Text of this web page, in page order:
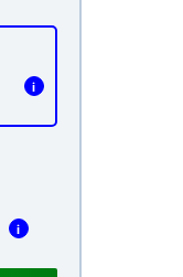
i
i